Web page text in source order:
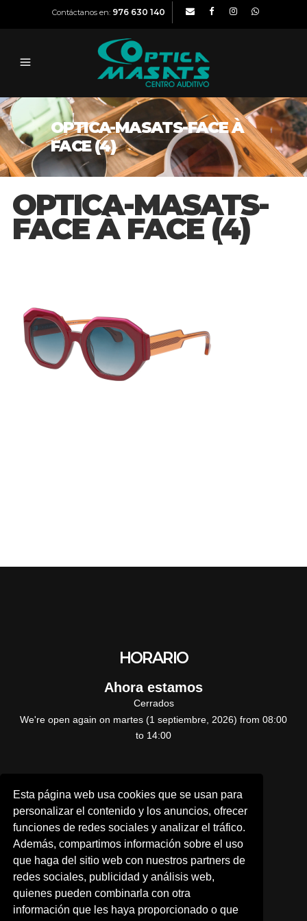
Esta página web usa cookies que se usan para
personalizar el contenido y los anuncios, ofrecer
funciones de redes sociales y analizar el tráfico.
Además, compartimos información sobre el uso
que haga del sitio web con nuestros partners de
redes sociales, publicidad y análisis web,
quienes pueden combinarla con otra
información que les haya proporcionado o que
Contáctanos en: 976 630 140
OPTICA-MASATS-FACE À
FACE (4)
OPTICA-MASATS-
FACE À FACE (4)
HORARIO
Ahora estamos
Cerrados
We're open again on martes (1 septiembre, 2026) from 08:00
to 14:00
A TRAVÉS DE NUESTRA WEB
Por teléfono:
976 630 140